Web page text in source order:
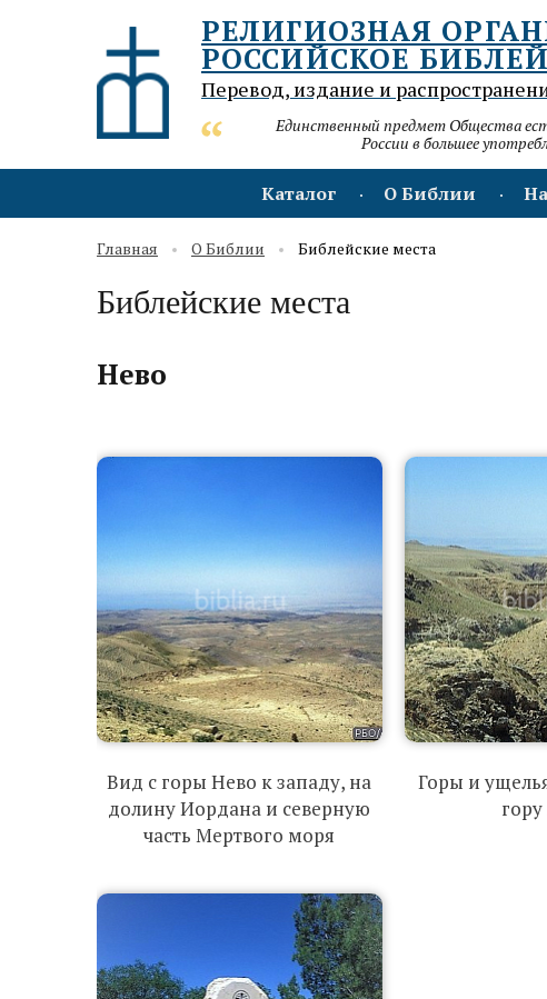
РЕЛИГИОЗНАЯ
РОССИЙСКОЕ
Перевод, издание и
Единственный предмет Общества
России в большее
Каталог О Библии
Главная О Библии Библейские места
Библейские места
Нево
Вид с горы Нево к западу, на
долину Иордана и северную
часть Мертвого моря
Горы и